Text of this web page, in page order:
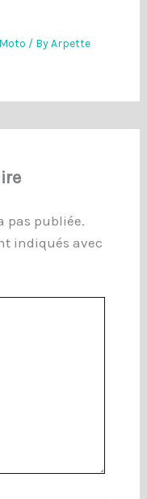
/ ByArpette
pas publiée.
indiqués avec